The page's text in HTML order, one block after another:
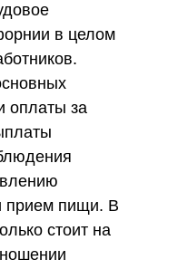
в целом
оплаты за
прием пищи. В
стоит на